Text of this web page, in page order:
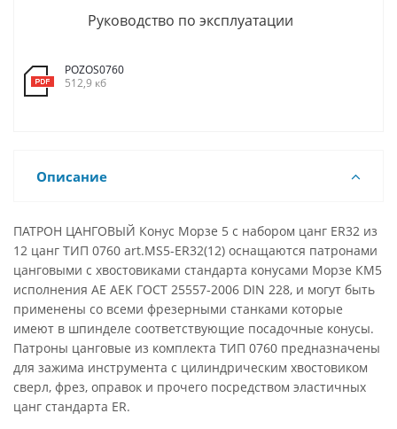
Руководство по эксплуатации
POZOS0760
512,9 кб
Описание
ПАТРОН ЦАНГОВЫЙ Конус Морзе 5 с набором цанг ER32 из
12 цанг ТИП 0760 art.MS5-ER32(12) оснащаются патронами
цанговыми с хвостовиками стандарта конусами Морзе КМ5
исполнения AE AEK ГОСТ 25557-2006 DIN 228, и могут быть
применены со всеми фрезерными станками которые
имеют в шпинделе соответствующие посадочные конусы.
Патроны цанговые из комплекта ТИП 0760 предназначены
для зажима инструмента с цилиндрическим хвостовиком
сверл, фрез, оправок и прочего посредством эластичных
цанг стандарта ER.